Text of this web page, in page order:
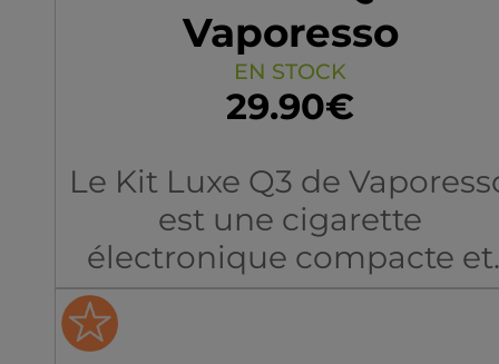
Vaporesso
EN STOCK
29.90€
Le Kit Luxe Q3 de
est une cigarette
électronique compacte et
élégante, idéale pour une
vape simple et efficace.